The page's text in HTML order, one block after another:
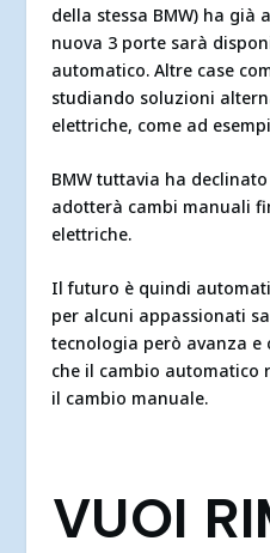
della stessa BMW) ha già
nuova 3 porte sarà
automatico. Altre case
studiando soluzioni
elettriche, come ad
BMW tuttavia ha
adotterà cambi manuali
elettriche.
Il futuro è quindi
per alcuni appassionati
tecnologia però avanza
che il cambio automatico
il cambio manuale.
VUOI